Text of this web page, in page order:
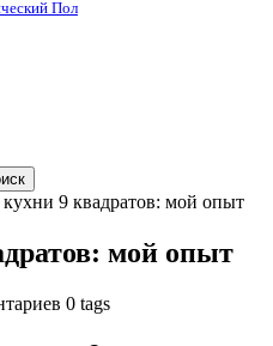
Пол
9 квадратов: мой опыт
мой опыт
0 tags